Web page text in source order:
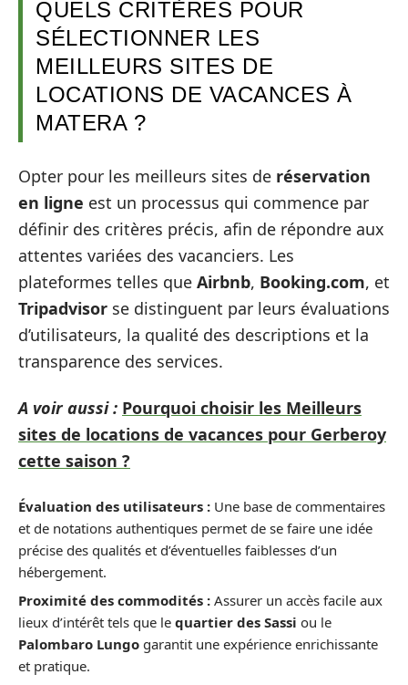
QUELS CRITÈRES POUR
SÉLECTIONNER LES
MEILLEURS SITES DE
LOCATIONS DE VACANCES À
MATERA ?
Opter pour les meilleurs sites de réservation
en ligne est un processus qui commence par
définir des critères précis, afin de répondre aux
attentes variées des vacanciers. Les
plateformes telles que Airbnb, Booking.com, et
Tripadvisor se distinguent par leurs évaluations
d’utilisateurs, la qualité des descriptions et la
transparence des services.
A voir aussi : Pourquoi choisir les Meilleurs
sites de locations de vacances pour Gerberoy
cette saison ?
Évaluation des utilisateurs : Une base de commentaires
et de notations authentiques permet de se faire une idée
précise des qualités et d’éventuelles faiblesses d’un
hébergement.
Proximité des commodités : Assurer un accès facile aux
lieux d’intérêt tels que le quartier des Sassi ou le
Palombaro Lungo garantit une expérience enrichissante
et pratique.